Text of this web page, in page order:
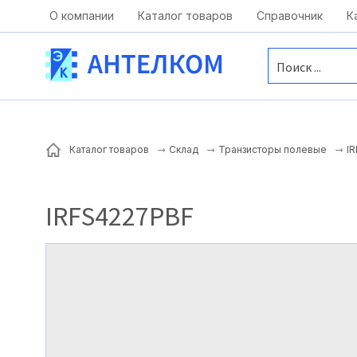
Москва, ул. Московская, д.1 офис 1
О компании Каталог товаров Справочник
Каталог товаров Склад Транзисторы полевые
IRFS4227PBF